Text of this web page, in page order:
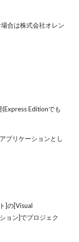
合は株式会社オレン
Editionでも
プリケーションとし
]の[Visual
ョン]でプロジェク